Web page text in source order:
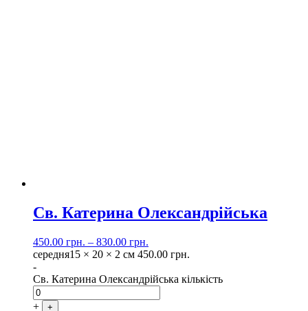
Св. Катерина Олександрійська
450.00 грн. – 830.00 грн.
середня15 × 20 × 2 см 450.00 грн.
-
Св. Катерина Олександрійська кількість
+ +